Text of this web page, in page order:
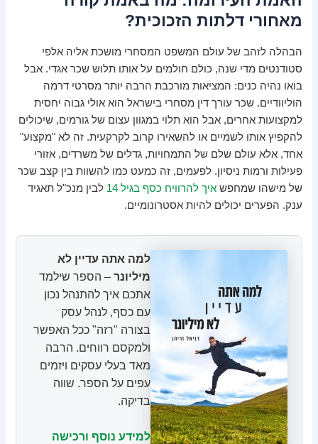
מאחורי דלתות הזכוכית?
הבהלה לזהב של עולם המשפט המסחרי מושכת אליה אלפי
סטודנטים מדי שנה, כולם חולמים על אותו תלוש שכר אגדי. אבל
בואו נהיה כנים: המציאות מורכבת הרבה יותר מסרטי דרמה
הוליוודיים. שכר עורך דין מסחרי בישראל הוא אולי גבוה יחסית
למקצועות אחרים, אבל הוא תלוי במגוון עצום של גורמים, שיכולים
להקפיץ אותו לשמיים או להשאירו קרוב לקרקעית. זה לא "מקצוע"
אחד, אלא עולם שלם של התמחויות, גדלים של משרדים, אזורי
פעילות ורמות ניסיון. לפעמים, זה כמעט כמו להשוות בין קצב שכר
של מישהו שמחפשאיך להרוויח כסף בגיל 14
לבין מנכ"ל תאגיד
ענק. הפערים יכולים להיות אסטרונומיים.
למה אתה עדיין לא
מיליונר – הספר שילמד
אתכם איך להתנהל נכון
עם כסף, לנהל עסק
בצורה "רזה" ככל האפשר
ולמקסם רווחים. הרבה
מאד בעלי עסקים ויזמים
עפים על הספר. שווה
בדיקה.
למידע נוסף ורכישה